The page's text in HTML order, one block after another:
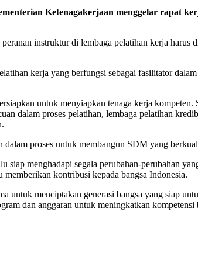
Ketenagakerjaan menggelar rapat
instruktur di lembaga pelatihan kerja
kerja yang berfungsi sebagai fasilitator
untuk menyiapkan tenaga kerja kompeten.
dalam proses pelatihan, lembaga pelatihan
dalam proses untuk membangun SDM yang
siap menghadapi segala perubahan-perubahan
memberikan kontribusi kepada bangsa Indonesia.
untuk menciptakan generasi bangsa yang siap
dan anggaran untuk meningkatkan